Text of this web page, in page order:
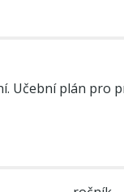
Učební plán pro